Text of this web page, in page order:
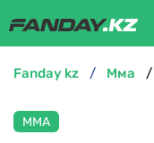
fanday kz мма
ММА